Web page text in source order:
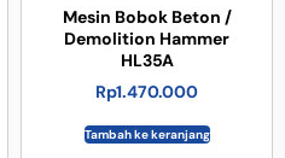
Mesin Bobok Beton /
Demolition Hammer
HL35A
Rp1.470.000
Tambah ke keranjang